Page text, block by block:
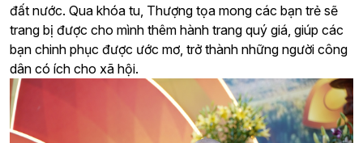
đất nước. Qua khóa tu, Thượng tọa mong các bạn trẻ sẽ
trang bị được cho mình thêm hành trang quý giá, giúp các
bạn chinh phục được ước mơ, trở thành những người công
dân có ích cho xã hội.